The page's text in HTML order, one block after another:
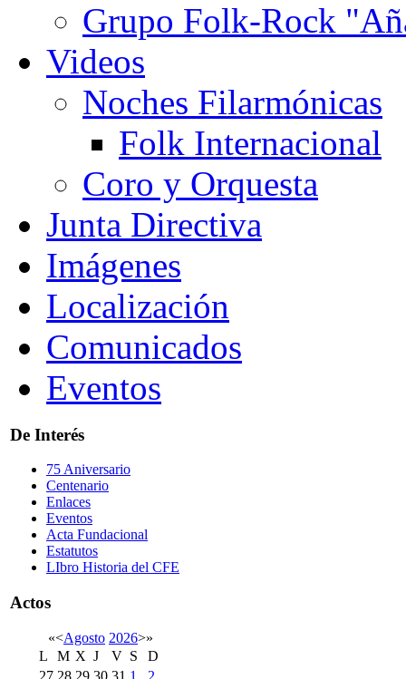
Grupo Folk-Rock
Videos
Noches Filarmónicas
Folk Internacional
Coro y Orquesta
Junta Directiva
Imágenes
Localización
Comunicados
Eventos
De Interés
75 Aniversario
Centenario
Enlaces
Eventos
Acta Fundacional
Estatutos
LIbro Historia del CFE
Actos
«<Agosto 2026>»
L
M X J V S
D
27 28 29 30 31 1
2